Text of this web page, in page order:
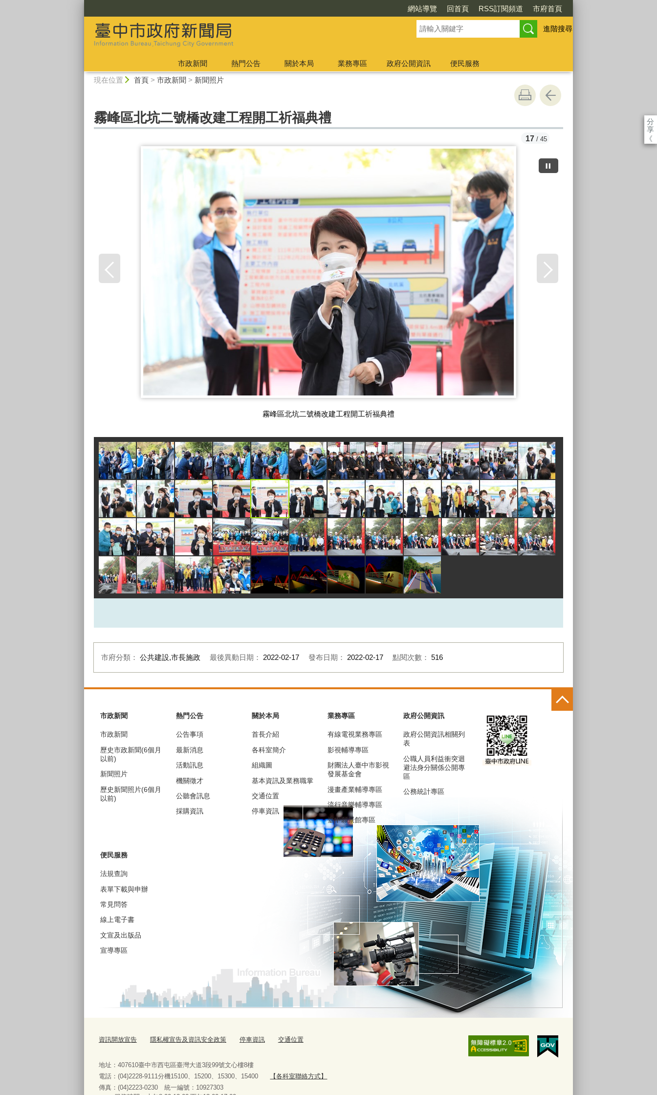
網站導覽 回首頁 RSS訂閱頻道 市府首頁
進階搜尋
市政新聞 熱門公告 關於本局 業務專區 政府公開資訊
便民服務
現在位置 首頁> 市政新聞 > 新聞照片
分
享
《
霧峰區北坑二號橋改建工程開工祈福典禮
霧峰區北坑二號橋改建工程開工祈福典禮
17 / 45
市府分類： 公共建設,市長施政 最後異動日期： 2022-02-17 發布日期： 2022-02-17 點閱次數： 516
市政新聞
市政新聞
歷史市政新聞(6個月
以前)
新聞照片
歷史新聞照片(6個月
以前)
熱門公告
公告事項
最新消息
活動訊息
機關徵才
公聽會訊息
採購資訊
關於本局
首長介紹
各科室簡介
組織圖
基本資訊及業務職掌
交通位置
停車資訊
業務專區
有線電視業務專區
影視輔導專區
財團法人臺中市影視
發展基金會
漫畫產業輔導專區
流行音樂輔導專區
臺中願景館專區
政府公開資訊
政府公開資訊相關列
表
公職人員利益衝突迴
避法身分關係公開專
區
公務統計專區
便民服務
法規查詢
表單下載與申辦
常見問答
線上電子書
文宣及出版品
宣導專區
資訊開放宣告 隱私權宣告及資訊安全政策 停車資訊 交通位置
地址：407610臺中市西屯區臺灣大道3段99號文心樓8樓
電話：(04)2228-9111分機15100、15200、15300、15400
【各科室聯絡方式】
傳真：(04)2223-0230 統一編號 ： 10927303